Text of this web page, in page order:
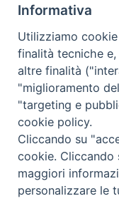
Redazione
Scrivici
Copyright ©
Trentina
Privacy Policy
Informativa
Utilizziamo
finalità tecniche
altre finalità
"miglioramento
"targeting e
cookie policy.
Cliccando su
cookie. Cliccando
maggiori
personalizzare le